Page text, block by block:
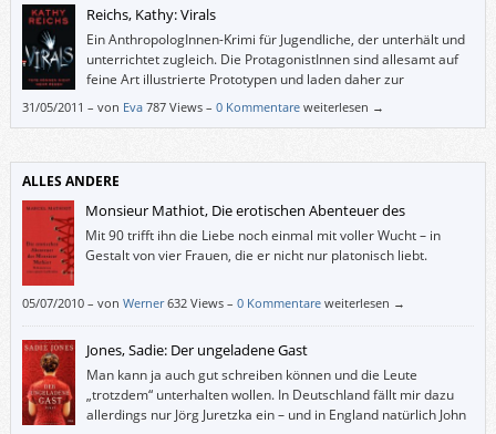
Reichs, Kathy: Virals
Ein AnthropologInnen-Krimi für Jugendliche, der unterhält und
unterrichtet zugleich. Die ProtagonistInnen sind allesamt auf
feine Art illustrierte Prototypen und laden daher zur
Identifikation ein; dieses Buch wird aber wohl eher Mädchen
31/05/2011 – von Eva 787 Views – 0 Kommentare weiterlesen →
ALLES ANDERE
Monsieur Mathiot, Die erotischen Abenteuer des
Mit 90 trifft ihn die Liebe noch einmal mit voller Wucht – in
Gestalt von vier Frauen, die er nicht nur platonisch liebt.
05/07/2010– von Werner 632 Views – 0 Kommentare weiterlesen →
Jones, Sadie: Der ungeladene Gast
Man kann ja auch gut schreiben können und die Leute
„trotzdem“ unterhalten wollen. In Deutschland fällt mir dazu
allerdings nur Jörg Juretzka ein – und in England natürlich John